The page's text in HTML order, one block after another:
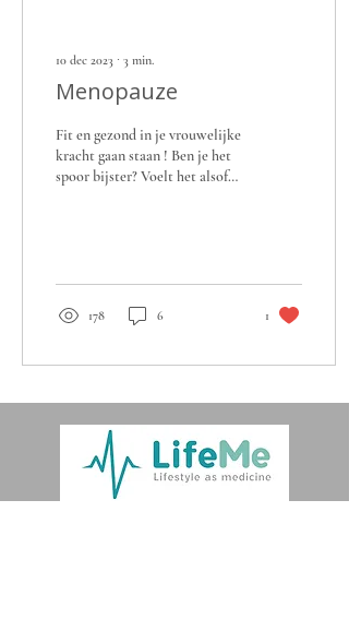
10 dec 2023 ∙ 3 min.
Menopauze
Fit en gezond in je vrouwelijke
kracht gaan staan ! Ben je het
spoor bijster? Voelt het alsof
178 6 1